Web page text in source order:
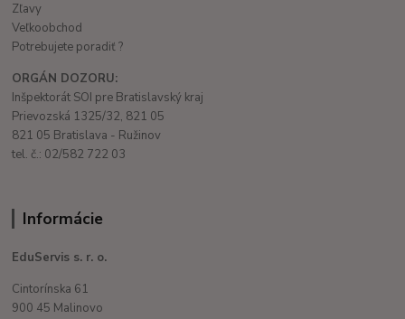
Zľavy
Veľkoobchod
Potrebujete poradiť ?
ORGÁN DOZORU:
Inšpektorát SOI pre Bratislavský kraj
Prievozská 1325/32, 821 05
821 05 Bratislava - Ružinov
tel. č.: 02/582 722 03
Informácie
EduServis s. r. o.
Cintorínska 61
900 45 Malinovo